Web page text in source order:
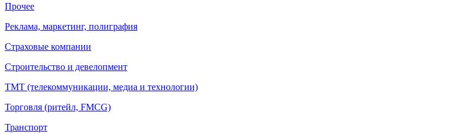
Прочее
Реклама, маркетинг, полиграфия
Страховые компании
Строительство и девелопмент
ТМТ (телекоммуникации, медиа и технологии)
Торговля (ритейл, FMCG)
Транспорт